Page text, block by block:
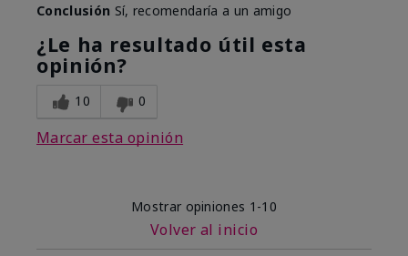
Conclusión Sí, recomendaría a un amigo
¿Le ha resultado útil esta
opinión?
10 0
Marcar esta opinión
Mostrar opiniones 1-10
Volver al inicio